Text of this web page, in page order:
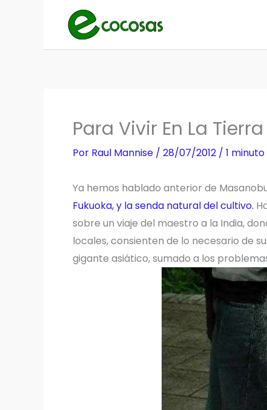
Para Vivir En La
Por Raul Mannise / 28/07/2012 / 1
Ya hemos hablado anterior de
Fukuoka, y la senda natural del cultivo.
sobre un viaje del maestro a la India,
locales, consienten de lo necesario de
gigante asiático, sumado a los